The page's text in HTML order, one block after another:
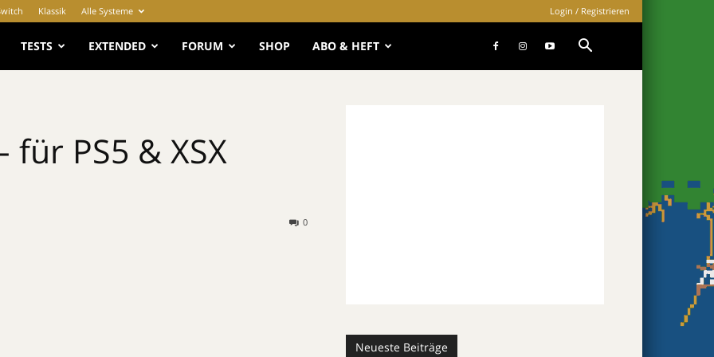
Klassik Alle Systeme Login / Registrieren
TESTS EXTENDED FORUM SHOP ABO & HEFT
für PS5 & XSX
0
Neueste Beiträge